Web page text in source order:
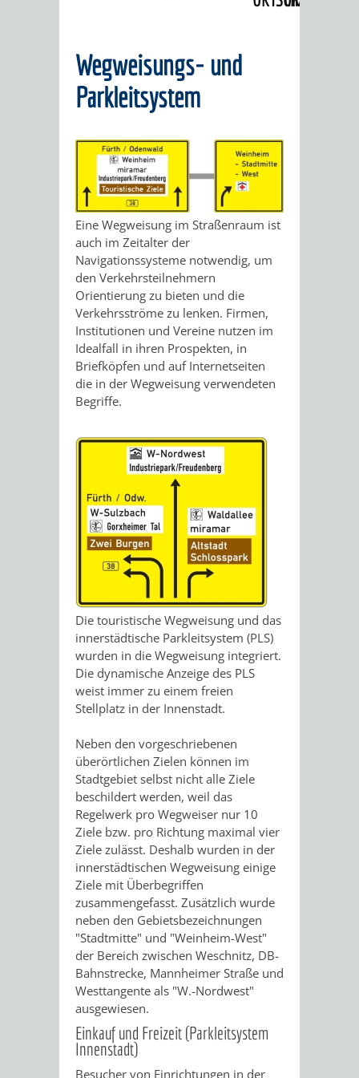
BEHÖRDENNUMMER
115
FAMILIEN
BERATUNG
UND
HILFE
KINDER
UND
JUGENDLICHE
SENIOREN
BETREUUNG
UND
PFLEGE
FREIZEITANGEBOTE
BERATUNG
UND
HILFE
MENSCHEN
MIT
BEHINDERUNG
MIT
DEMENZ
MIGRANTEN
/
FLÜCHTLINGE
BAUHERREN
BAUHERRENBERATUNG
GRUNDSTÜCKSWERTERMITTLUNG
DENKMALSCHUTZ
AUFGABEN
DER
UNTEREN
DENKMALSCHUTZBEHÖRDE
STEUERVORTEILE
SATZUNGEN
IM
BEREICH
DENKMALSCHUTZ
GENEHMIGUNGSVERFAHREN
TAG
DES
OFFENEN
DENKMALS
VERKAUF
STÄDTISCHER
BAUPLÄTZE
VERKAUF
STÄDTISCHER
HÄUSER
/
LIEGENSCHAFTEN
ABWASSERBESEITIGUNG
ERSCHLIESSUNGSBEITRAG
ANTRAGSVERFAHREN
VERMIETE
DOCH
AUSSCHÜSSE
UND
BEIRÄTE
AUSSCHUSS
FÜR
TECHNIK,
UMWELT
UND
STADTENTWICKLUNG
HAUPTAUSSCHUSS
KINDER-
UND
JUGENDBEIRAT
TAGESORDNUNG
SITZUNGSUNTERLAGEN
AUSSCHÜSSE
/
ABGEORDNETE
STADTRECHT
BÜRGERMEISTER
DEZERNATEFÜR
BAURECHT
UND
DENKMALSCHUTZ
AMT
FÜR
STABSSTELLE
BÄDER
HOCHBAU
Wegweisungs- und
Parkleitsystem
Eine Wegweisung im Straßenraum ist
auch im Zeitalter der
Navigationssysteme notwendig, um
den Verkehrsteilnehmern
Orientierung zu bieten und die
Verkehrsströme zu lenken. Firmen,
Institutionen und Vereine nutzen im
Idealfall in ihren Prospekten, in
Briefköpfen und auf Internetseiten
die in der Wegweisung verwendeten
Begriffe.
Die touristische Wegweisung und das
innerstädtische Parkleitsystem (PLS)
wurden in die Wegweisung integriert.
Die dynamische Anzeige des PLS
weist immer zu einem freien
Stellplatz in der Innenstadt.
Neben den vorgeschriebenen
überörtlichen Zielen können im
Stadtgebiet selbst nicht alle Ziele
beschildert werden, weil das
Regelwerk pro Wegweiser nur 10
Ziele bzw. pro Richtung maximal vier
Ziele zulässt. Deshalb wurden in der
innerstädtischen Wegweisung einige
Ziele mit Überbegriffen
zusammengefasst. Zusätzlich wurde
neben den Gebietsbezeichnungen
"Stadtmitte" und "Weinheim-West"
der Bereich zwischen Weschnitz, DB-
Bahnstrecke, Mannheimer Straße und
Westtangente als "W.-Nordwest"
ausgewiesen.
Einkauf und Freizeit (Parkleitsystem
Innenstadt)
Besucher von Einrichtungen in der